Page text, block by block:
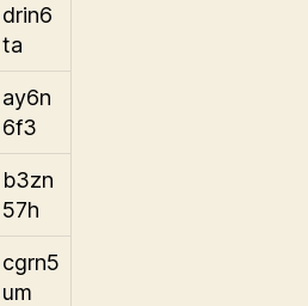
drin6
ta
ay6n
6f3
b3zn
57h
cgrn5
um